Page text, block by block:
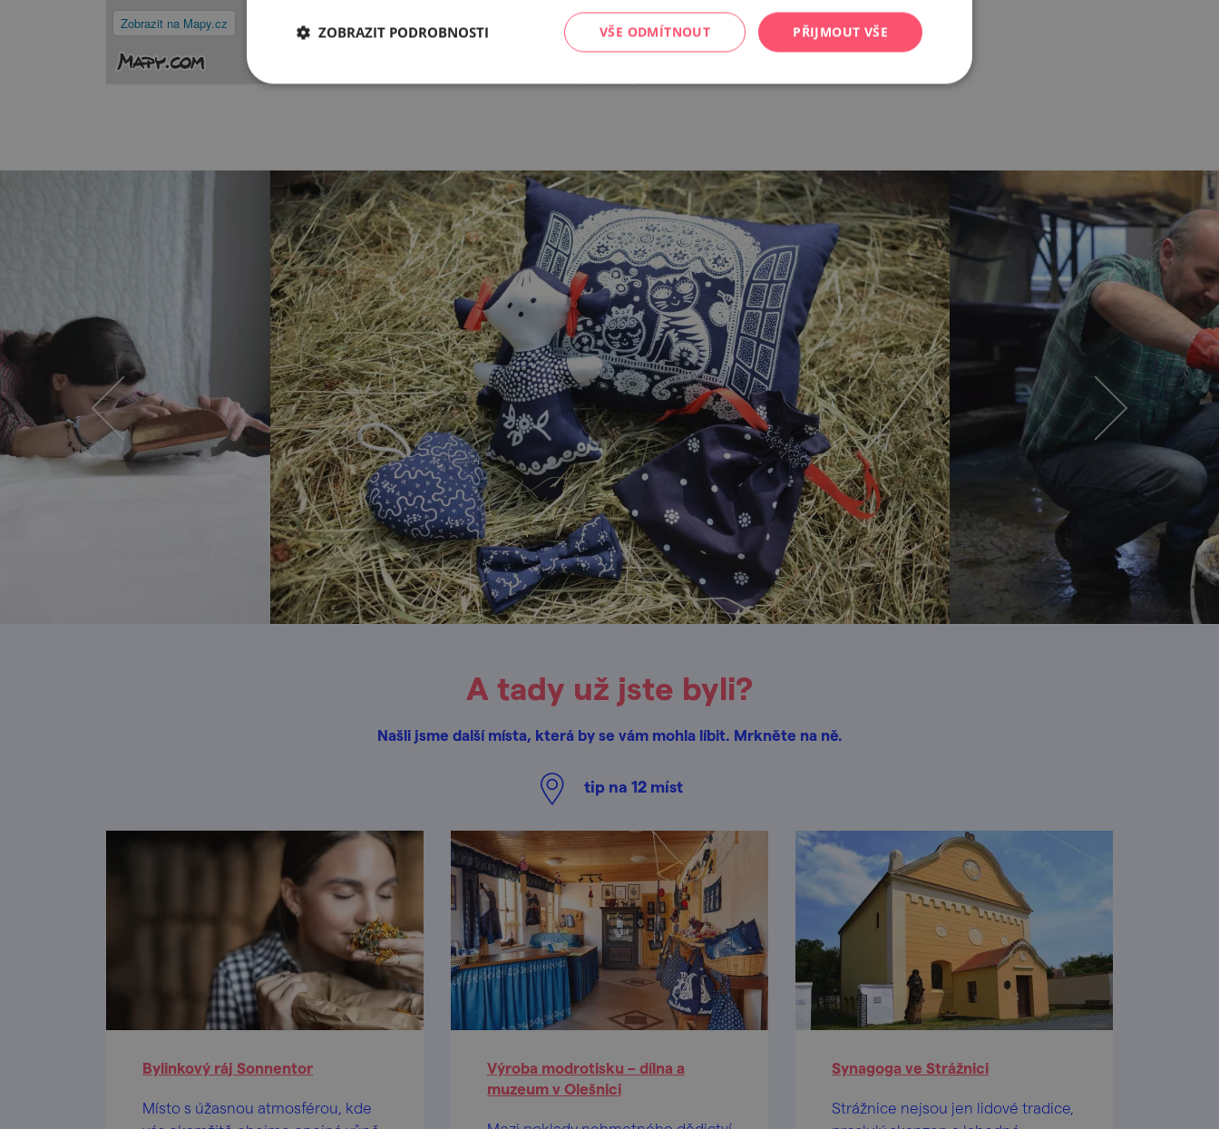
Zobrazit na Mapy.cz
A tady už jste byli?
Našli jsme další místa, která by se vám mohla líbit. Mrkněte na ně.
tip na 12 míst
Bylinkový ráj Sonnentor
Místo s úžasnou atmosférou, kde
Výroba modrotisku – dílna a
muzeum v Olešnici
Synagoga ve Strážnici
Strážnice nejsou jen lidové tradice,
PŘIJMOUT VŠE
VŠE ODMÍTNOUT
ZOBRAZIT PODROBNOSTI